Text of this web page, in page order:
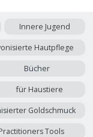
Innere Jugend
Hautpflege
Bücher
für Haustiere
Goldschmuck
Tools